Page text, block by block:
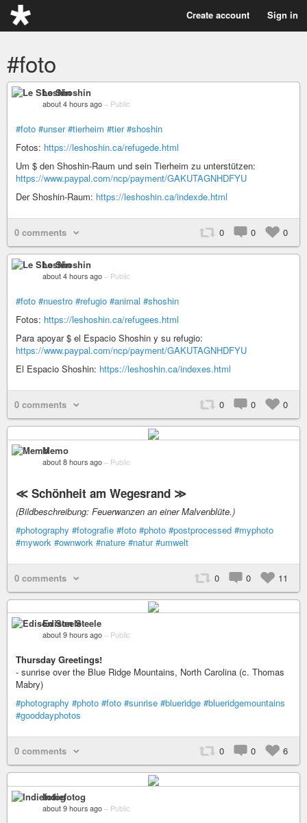
Create account Sign in
#foto
Le Shoshin
about 4 hours ago – Public
#foto #unser #tierheim #tier #shoshin
Fotos: https://leshoshin.ca/refugede.html
Um $ den Shoshin-Raum und sein Tierheim zu unterstützen:
https://www.paypal.com/ncp/payment/GAKUTAGNHDFYU
Der Shoshin-Raum: https://leshoshin.ca/indexde.html
0 comments 0 0 0
Le Shoshin
about 4 hours ago – Public
#foto #nuestro #refugio #animal #shoshin
Fotos: https://leshoshin.ca/refugees.html
Para apoyar $ el Espacio Shoshin y su refugio:
https://www.paypal.com/ncp/payment/GAKUTAGNHDFYU
El Espacio Shoshin: https://leshoshin.ca/indexes.html
0 comments 0 0 0
Memo
about 8 hours ago – Public
≪ Schönheit am Wegesrand ≫
(Bildbeschreibung: Feuerwanzen an einer Malvenblüte.)
#photography #fotografie #foto #photo #postprocessed #myphoto
#mywork #ownwork #nature #natur #umwelt
0 comments 0 0 11
Edison Steele
about 9 hours ago – Public
Thursday Greetings!
- sunrise over the Blue Ridge Mountains, North Carolina (c. Thomas
Mabry)
#photography #photo #foto #sunrise #blueridge #blueridgemountains
#gooddayphotos
0 comments 0 0 6
Indiefotog
about 9 hours ago – Public